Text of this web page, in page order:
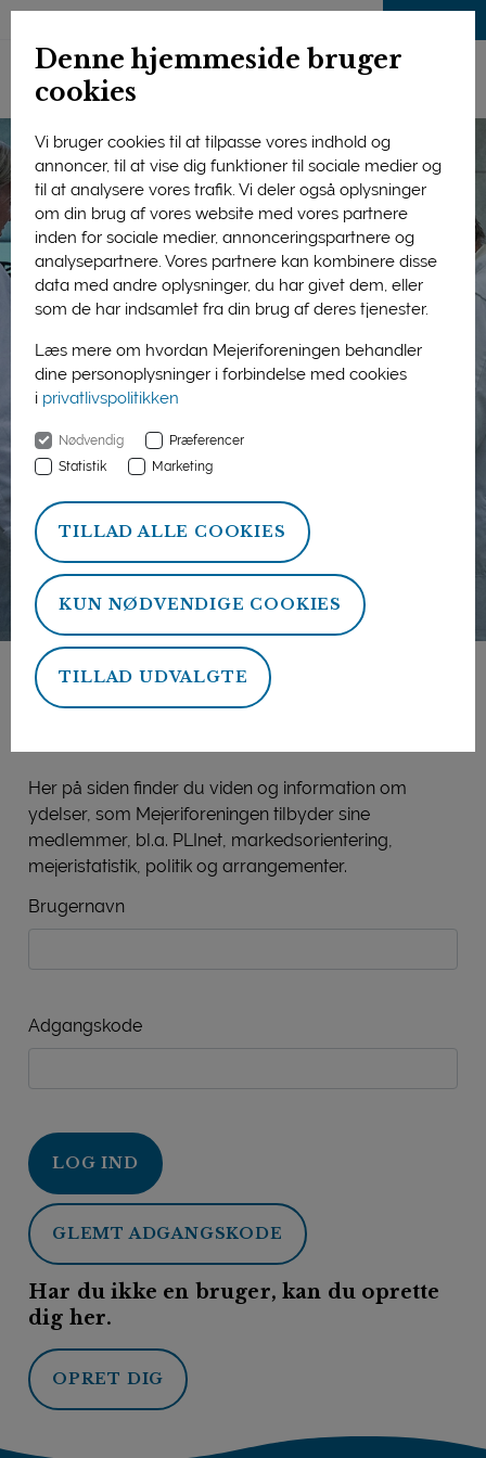
Denne hjemmeside bruger
cookies
Vi bruger cookies til at tilpasse vores indhold og
annoncer, til at vise dig funktioner til sociale medier og
til at analysere vores trafik. Vi deler også oplysninger
om din brug af vores website med vores partnere
inden for sociale medier, annonceringspartnere og
analysepartnere. Vores partnere kan kombinere disse
data med andre oplysninger, du har givet dem, eller
som de har indsamlet fra din brug af deres tjenester.
Læs mere om hvordan Mejeriforeningen behandler
dine personoplysninger i forbindelse med cookies
i privatlivspolitikken
Nødvendig
Præferencer
Statistik
Marketing
TILLAD ALLE COOKIES
KUN NØDVENDIGE COOKIES
TILLAD UDVALGTE
Mejeriforeningens
Her på siden finder du viden og information om
ydelser, som Mejeriforeningen tilbyder sine
medlemmer, bl.a. PLInet, markedsorientering,
mejeristatistik, politik og arrangementer.
Brugernavn
Adgangskode
LOG IND
GLEMT ADGANGSKODE
Har du ikke en bruger, kan du oprette
dig her.
OPRET DIG